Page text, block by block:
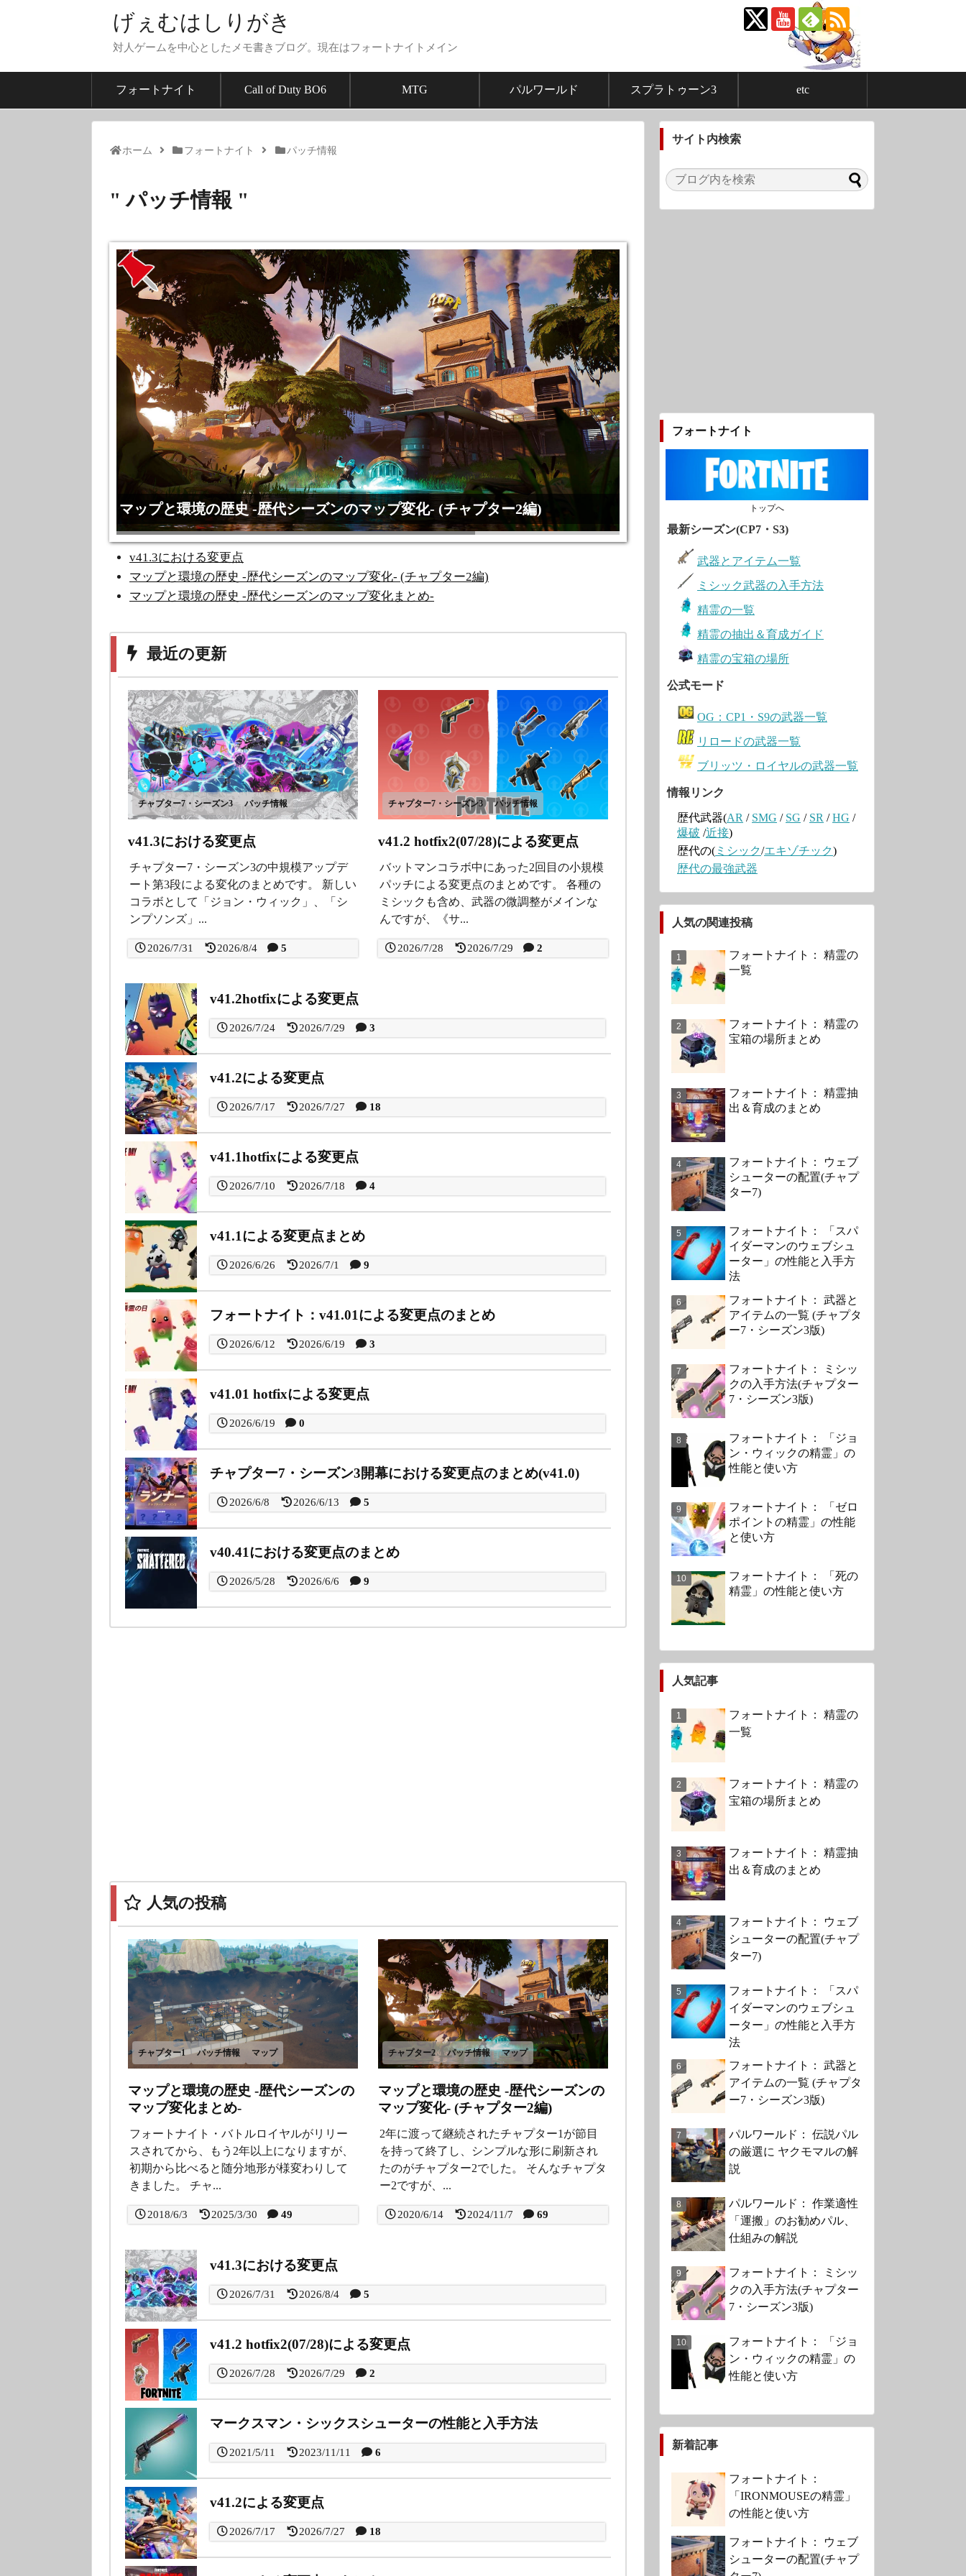
げぇむはしりがき
対人ゲームを中心としたメモ書きブログ。現在はフォートナイトメイン
フォートナイト Call of Duty BO6 MTG パルワールド スプラトゥーン3 etc
ホーム フォートナイト パッチ情報
" パッチ情報 "
マップと環境の歴史 -歴代シーズンのマップ変化- (チャプター2編)
2年に渡って継続されたチャプター1が節目を持って終了し、シンプルな形に刷新され
たのがチャプター2でした。 そんなチャプター2ですが、...
v41.3における変更点
マップと環境の歴史 -歴代シーズンのマップ変化- (チャプター2編)
マップと環境の歴史 -歴代シーズンのマップ変化まとめ-
最近の更新
チャプター7・シーズン3 パッチ情報
v41.3における変更点
チャプター7・シーズン3の中規模アップデ
ート第3段による変化のまとめです。 新しい
コラボとして「ジョン・ウィック」、「シ
ンプソンズ」...
2026/7/31 2026/8/4 5
チャプター7・シーズン3 パッチ情報
v41.2 hotfix2(07/28)による変更点
バットマンコラボ中にあった2回目の小規模
パッチによる変更点のまとめです。 各種の
ミシックも含め、武器の微調整がメインな
んですが、《サ...
2026/7/28 2026/7/29 2
v41.2hotfixによる変更点
2026/7/24 2026/7/29 3
v41.2による変更点
2026/7/17 2026/7/27 18
v41.1hotfixによる変更点
2026/7/10 2026/7/18 4
v41.1による変更点まとめ
2026/6/26 2026/7/1 9
フォートナイト：v41.01による変更点のまとめ
2026/6/12 2026/6/19 3
v41.01 hotfixによる変更点
2026/6/19 0
チャプター7・シーズン3開幕における変更点のまとめ(v41.0)
2026/6/8 2026/6/13 5
v40.41における変更点のまとめ
2026/5/28 2026/6/6 9
人気の投稿
チャプター1 パッチ情報 マップ
マップと環境の歴史 -歴代シーズンの
マップ変化まとめ-
フォートナイト・バトルロイヤルがリリー
スされてから、もう2年以上になりますが、
初期から比べると随分地形が様変わりして
きました。 チャ...
2018/6/3 2025/3/30 49
チャプター2 パッチ情報 マップ
マップと環境の歴史 -歴代シーズンの
マップ変化- (チャプター2編)
2年に渡って継続されたチャプター1が節目
を持って終了し、シンプルな形に刷新され
たのがチャプター2でした。 そんなチャプタ
ー2ですが、...
2020/6/14 2024/11/7 69
v41.3における変更点
2026/7/31 2026/8/4 5
v41.2 hotfix2(07/28)による変更点
2026/7/28 2026/7/29 2
マークスマン・シックスシューターの性能と入手方法
2021/5/11 2023/11/11 6
v41.2による変更点
2026/7/17 2026/7/27 18
サイト内検索
フォートナイト
トップへ
最新シーズン(CP7・S3)
武器とアイテム一覧
ミシック武器の入手方法
精霊の一覧
精霊の抽出＆育成ガイド
精霊の宝箱の場所
公式モード
OG：CP1・S9の武器一覧
リロードの武器一覧
ブリッツ・ロイヤルの武器一覧
情報リンク
歴代武器(AR / SMG / SG / SR /HG /
爆破 /近接)
歴代の( ミシック/エキゾチック)
歴代の最強武器
人気の関連投稿
フォートナイト： 精霊の
一覧
フォートナイト： 精霊の
宝箱の場所まとめ
フォートナイト： 精霊抽
出＆育成のまとめ
フォートナイト： ウェブ
シューターの配置(チャプ
ター7)
フォートナイト： 「スパ
イダーマンのウェブシュ
ーター」の性能と入手方
法
フォートナイト： 武器と
アイテムの一覧 (チャプタ
ー7・シーズン3版)
フォートナイト： ミシッ
クの入手方法(チャプター
7・シーズン3版)
フォートナイト： 「ジョ
ン・ウィックの精霊」の
性能と使い方
フォートナイト： 「ゼロ
ポイントの精霊」の性能
と使い方
フォートナイト： 「死の
精霊」の性能と使い方
人気記事
フォートナイト： 精霊の
一覧
フォートナイト： 精霊の
宝箱の場所まとめ
フォートナイト： 精霊抽
出＆育成のまとめ
フォートナイト： ウェブ
シューターの配置(チャプ
ター7)
フォートナイト： 「スパ
イダーマンのウェブシュ
ーター」の性能と入手方
法
フォートナイト： 武器と
アイテムの一覧 (チャプタ
ー7・シーズン3版)
パルワールド： 伝説パル
の厳選に ヤクモマルの解
説
パルワールド： 作業適性
「運搬」のお勧めパル、
仕組みの解説
フォートナイト： ミシッ
クの入手方法(チャプター
7・シーズン3版)
フォートナイト： 「ジョ
ン・ウィックの精霊」の
性能と使い方
新着記事
フォートナイト：
「IRONMOUSEの精霊」
の性能と使い方
フォートナイト： ウェブ
シューターの配置(チャプ